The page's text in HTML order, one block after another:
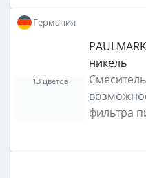
Германия
никель
фильтра
13 цветов